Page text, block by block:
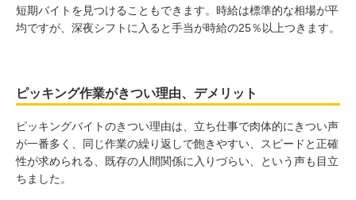
短期バイトを見つけることもできます。時給は標準的な相場が平
均ですが、深夜シフトに入ると手当が時給の25％以上つきます。
ピッキング作業がきつい理由、デメリット
ピッキングバイトのきつい理由は、立ち仕事で肉体的にきつい声
が一番多く、同じ作業の繰り返しで飽きやすい、スピードと正確
性が求められる、既存の人間関係に入りづらい、という声も目立
ちました。